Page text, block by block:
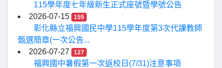
115學年度七年級新生正式座號暨學號公告
2026-07-15
155
彰化縣立福興國民中學115學年度第3次代課教師
甄選簡章(一次公告...
2026-07-27
127
福興國中暑假第一次返校日(7/31)注意事項